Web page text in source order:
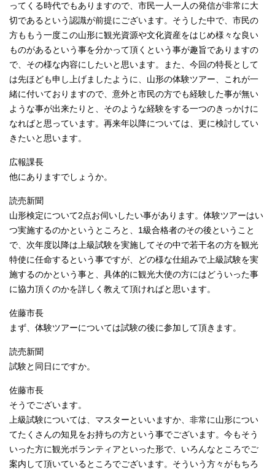
ってくる時代でもありますので、市民一人一人の発信が非常に大
切であるという認識が前提にございます。そうした中で、市民の
方ももう一度この山形に観光資源や文化資産をはじめ様々な良い
ものがあるという事を分かって頂くという事が趣旨でありますの
で、その様な内容にしたいと思います。また、今回の特長として
は先ほども申し上げましたように、山形の体験ツアー、これが一
緒に付いておりますので、意外と市民の方でも経験した事が無い
ような事が出来たりと、そのような経験をする一つのきっかけに
なればと思っています。再来年以降については、更に検討してい
きたいと思います。
広報課長
他にありますでしょうか。
読売新聞
山形検定について2点お伺いしたい事があります。体験ツアーはい
つ実施するのかというところと、1級合格者のその後ということ
で、次年度以降は上級試験を実施してその中で若干名の方を観光
特使に任命するという事ですが、どの様な仕組みで上級試験を実
施するのかという事と、具体的に観光大使の方にはどういった事
に協力頂くのかを詳しく教えて頂ければと思います。
佐藤市長
まず、体験ツアーについては試験の後に参加して頂きます。
読売新聞
試験と同日にですか。
佐藤市長
そうでございます。
上級試験については、マスターといいますか、非常に山形につい
てたくさんの知見をお持ちの方という事でございます。今もそう
いった方に観光ボランティアといった形で、いろんなところでご
案内して頂いているところでございます。そういう方々がもちろ